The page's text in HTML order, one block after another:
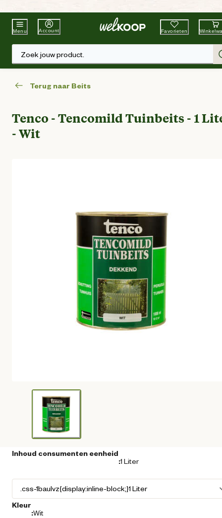
Beste WinkelketenTuin & Dier
Menu Account Favorieten
Zoek jouw product.
Terug naar Beits
Tenco - Tencomild Tuinbeits - 1
- Wit
Inhoud consumenten eenheid
:1 Liter
Kleur
:Wit